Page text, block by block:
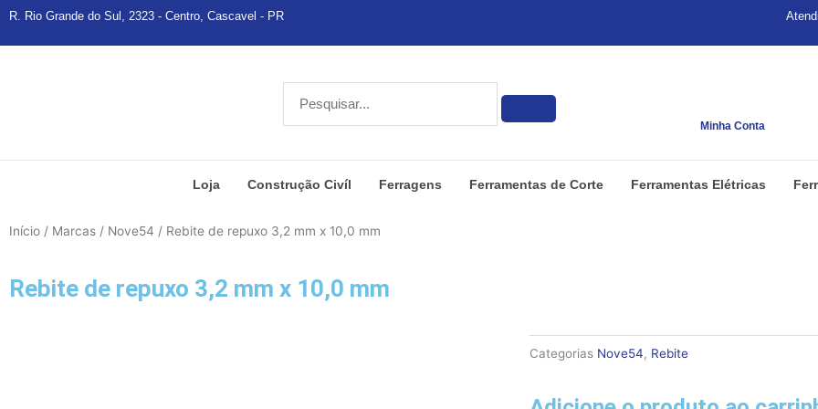
R. Rio Grande do Sul, 2323 - Centro, Cascavel - PR
Pesquisar
Minha Conta
Loja Construção Civíl Ferragens Ferramentas de Corte Ferramentas Elétricas
Início / Marcas / Nove54 / Rebite de repuxo 3,2 mm x 10,0 mm
Rebite de repuxo 3,2 mm x 10,0 mm
Categorias Nove54, Rebite